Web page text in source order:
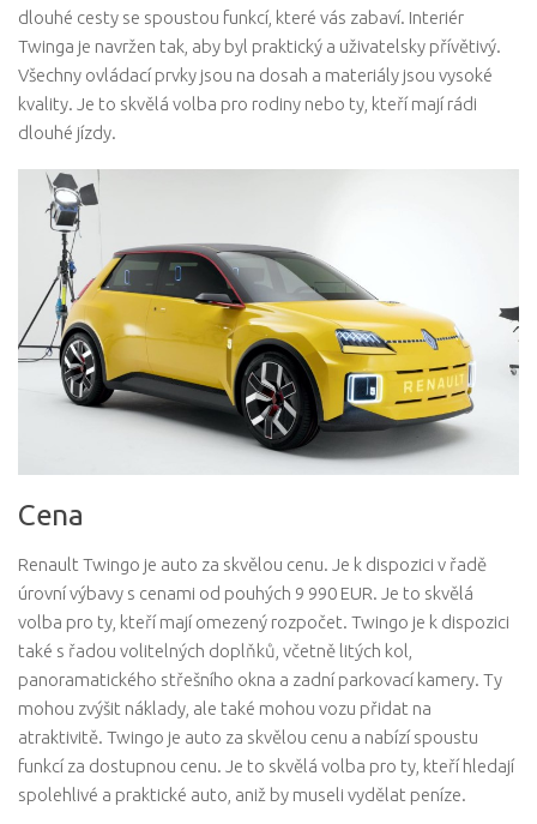
dlouhé cesty se spoustou funkcí, které vás zabaví. Interiér
Twinga je navržen tak, aby byl praktický a uživatelsky přívětivý.
Všechny ovládací prvky jsou na dosah a materiály jsou vysoké
kvality. Je to skvělá volba pro rodiny nebo ty, kteří mají rádi
dlouhé jízdy.
Cena
Renault Twingo je auto za skvělou cenu. Je k dispozici v řadě
úrovní výbavy s cenami od pouhých 9 990 EUR. Je to skvělá
volba pro ty, kteří mají omezený rozpočet. Twingo je k dispozici
také s řadou volitelných doplňků, včetně litých kol,
panoramatického střešního okna a zadní parkovací kamery. Ty
mohou zvýšit náklady, ale také mohou vozu přidat na
atraktivitě. Twingo je auto za skvělou cenu a nabízí spoustu
funkcí za dostupnou cenu. Je to skvělá volba pro ty, kteří hledají
spolehlivé a praktické auto, aniž by museli vydělat peníze.